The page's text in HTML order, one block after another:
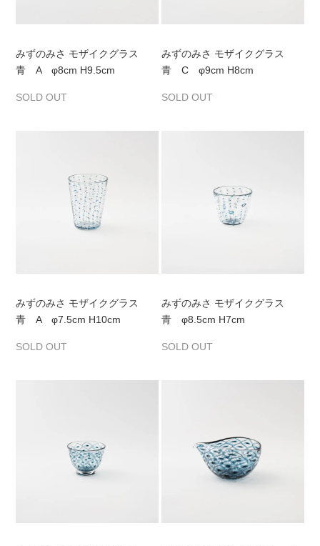
みずのみさ モザイクグラス
青 A φ8cm H9.5cm
SOLD OUT
みずのみさ モザイクグラス
青 C φ9cm H8cm
SOLD OUT
みずのみさ モザイクグラス
青 A φ7.5cm H10cm
SOLD OUT
みずのみさ モザイクグラス
青 φ8.5cm H7cm
SOLD OUT